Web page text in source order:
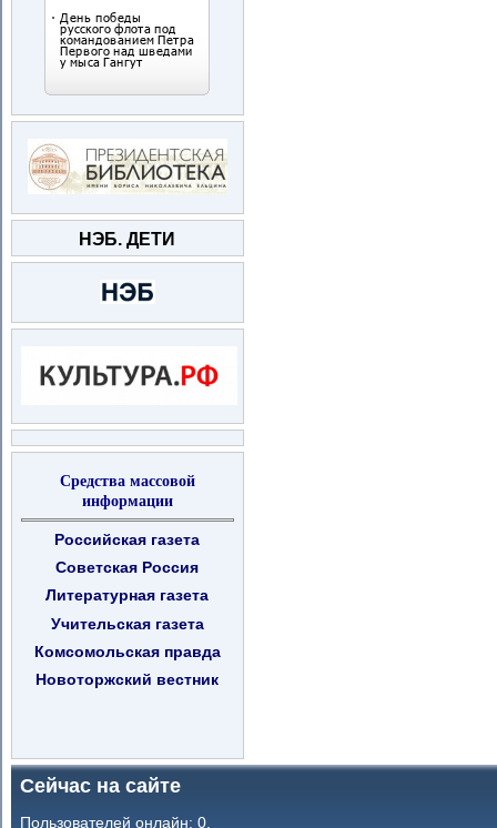
НЭБ. ДЕТИ
Средства массовой
информации
Российская газета
Советская Россия
Литературная газета
Учительская газета
Комсомольская правда
Новоторжский вестник
Сейчас на сайте
Пользователей онлайн: 0.